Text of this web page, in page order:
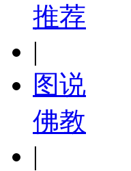
推荐
|
图说
佛教
|